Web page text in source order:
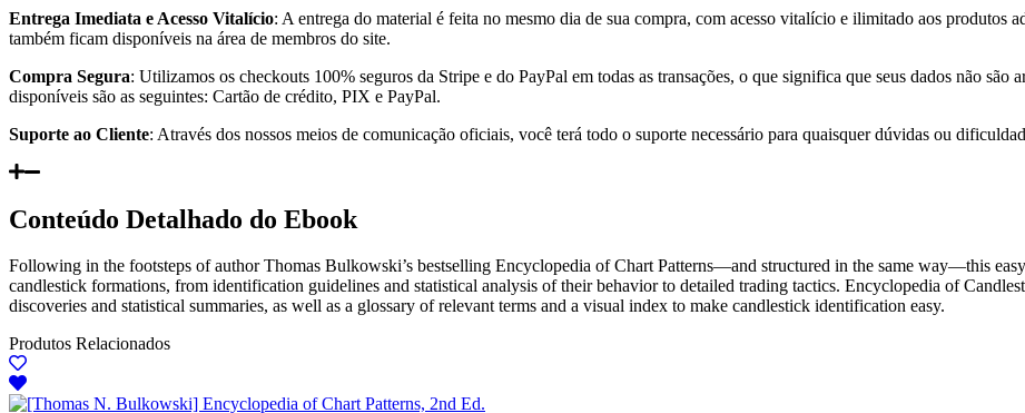
Entrega Imediata e Acesso Vitalício: A entrega do material é feita no mesmo dia de sua compra, com acesso vitalício e ilimitado aos produtos
também ficam disponíveis na área de membros do site.
Compra Segura: Utilizamos os checkouts 100% seguros da Stripe e do PayPal em todas as transações, o que significa que seus dados não são
disponíveis são as seguintes: Cartão de crédito, PIX e PayPal.
Suporte ao Cliente: Através dos nossos meios de comunicação oficiais, você terá todo o suporte necessário para quaisquer dúvidas ou
Conteúdo Detalhado do Ebook
Following in the footsteps of author Thomas Bulkowski’s bestselling Encyclopedia of Chart Patterns―and structured in the same way―this
candlestick formations, from identification guidelines and statistical analysis of their behavior to detailed trading tactics. Encyclopedia of
discoveries and statistical summaries, as well as a glossary of relevant terms and a visual index to make candlestick identification easy.
Produtos Relacionados